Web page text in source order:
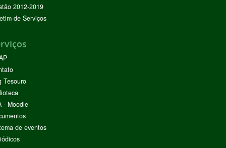
2012-2019
de Serviços
Tesouro
- Moodle
de eventos